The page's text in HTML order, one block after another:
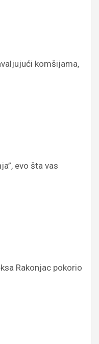
komšijama,
evo šta vas
Rakonjac pokorio